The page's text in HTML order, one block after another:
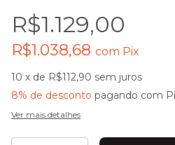
R$1.129,00
R$1.038,68 com Pix
10 x de R$112,90 sem juros
8% de desconto pagando com
Ver mais detalhes